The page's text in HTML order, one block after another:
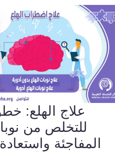
علاج الهلع:
للتخلص من
المفاجئة